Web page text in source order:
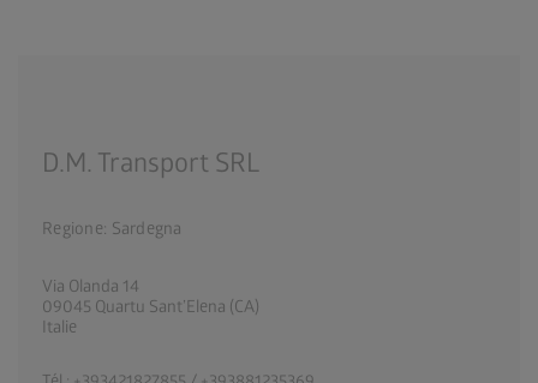
D.M. Transport SRL
Regione: Sardegna
Via Olanda 14
09045 Quartu Sant’Elena (CA)
Italie